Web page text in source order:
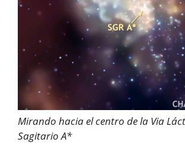
Mirando hacia el centro de la Via
Sagitario A*